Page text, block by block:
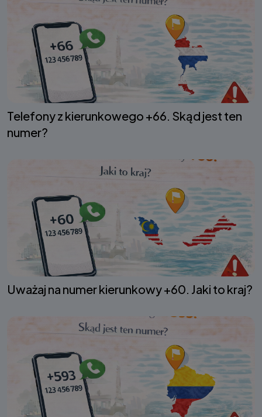
Telefony z kierunkowego +66. Skąd jest ten
numer?
Uważaj na numer kierunkowy +60. Jaki to kraj?